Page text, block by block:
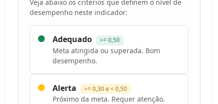
Veja abaixo os critérios que definem o nível de
desempenho neste indicador:
Adequado >= 0,50
Meta atingida ou superada. Bom
desempenho.
Alerta >= 0,30 e < 0,50
Próximo da meta. Requer atenção.